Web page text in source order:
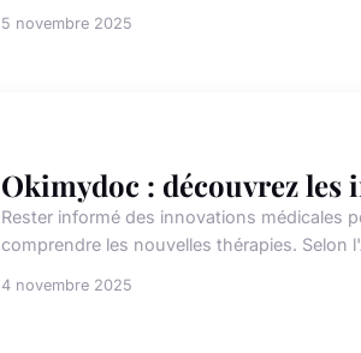
5 novembre 2025
Okimydoc : découvrez les
Rester informé des innovations médicales
comprendre les nouvelles thérapies. Selon
4 novembre 2025